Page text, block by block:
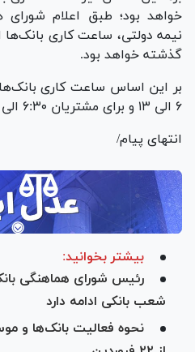
خواهد بود؛ طبق اعلام
گذشته خواهد بود.
بر این اساس ساعت کاری
۶ الی ۱۳ و برای مشتریان ۶:۳۰ الی ۱۲:۳۰ خواهد بود.
انتهای پیام/
بیشتر بخوانید:
رئیس شورای هماهنگی
شعب بانکی ادامه دارد
نحوه فعالیت بانک‌ها و